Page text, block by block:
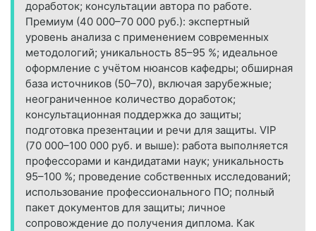
доработок; консультации автора по работе.
Премиум (40 000–70 000 руб.): экспертный
уровень анализа с применением современных
методологий; уникальность 85–95 %; идеальное
оформление с учётом нюансов кафедры; обширная
база источников (50–70), включая зарубежные;
неограниченное количество доработок;
консультационная поддержка до защиты;
подготовка презентации и речи для защиты. VIP
(70 000–100 000 руб. и выше): работа выполняется
профессорами и кандидатами наук; уникальность
95–100 %; проведение собственных исследований;
использование профессионального ПО; полный
пакет документов для защиты; личное
сопровождение до получения диплома. Как